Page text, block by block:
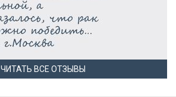
ЧИТАТЬ ВСЕ ОТЗЫВЫ